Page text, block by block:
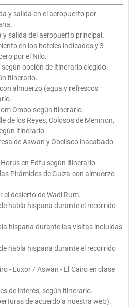
y salida en el aeropuerto por
y salida del aeropuerto principal.
en los hoteles indicados y 3
por el Nilo.
opción de itinerario elegido.
itinerario.
almuerzo (agua y refrescos
Ombo según itinerario.
de los Reyes, Colosos de Memnon,
itinerario
de Aswan y Obelisco inacabado
en Edfu según itinerario.
Pirámides de Guiza con almuerzo
el desierto de Wadi Rum.
habla hispana durante el recorrido
hispana durante las visitas incluidas
habla hispana durante el recorrido
- Luxor / Aswan - El Cairo en clase
de interés, según itinerario.
de acuerdo a nuestra web).